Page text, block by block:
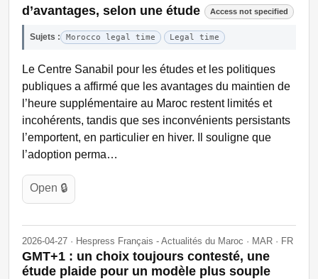
d’avantages, selon une étude
Access not specified
Sujets : Morocco legal time Legal time
Le Centre Sanabil pour les études et les politiques
publiques a affirmé que les avantages du maintien de
l’heure supplémentaire au Maroc restent limités et
incohérents, tandis que ses inconvénients persistants
l’emportent, en particulier en hiver. Il souligne que
l’adoption perma…
Open 🔒
2026-04-27 · Hespress Français - Actualités du Maroc · MAR · FR
GMT+1 : un choix toujours contesté, une
étude plaide pour un modèle plus souple